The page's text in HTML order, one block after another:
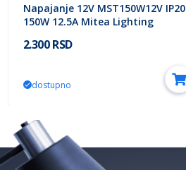
Napajanje 12V MST150W12V IP20
150W 12.5A Mitea Lighting
2.300 RSD
dostupno